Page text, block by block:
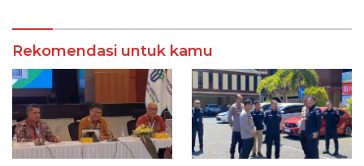
Laporan Kamtibmas
Rekomendasi untuk kamu